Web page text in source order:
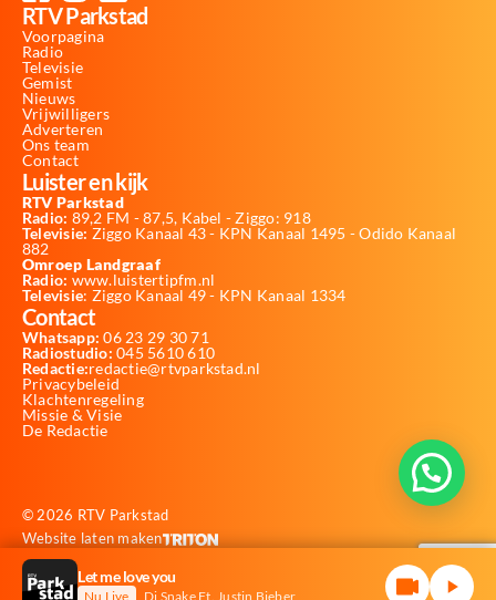
RTV Parkstad
Voorpagina
Radio
Televisie
Gemist
Nieuws
Vrijwilligers
Adverteren
Ons team
Contact
Luister en kijk
RTV Parkstad
Radio: 89,2 FM - 87,5, Kabel - Ziggo: 918
Televisie: Ziggo Kanaal 43 - KPN Kanaal 1495 - Odido Kanaal
882
Omroep Landgraaf
Radio: www.luistertipfm.nl
Televisie: Ziggo Kanaal 49 - KPN Kanaal 1334
Contact
Whatsapp: 06 23 29 30 71
Radiostudio: 045 5610 610
Redactie:redactie@rtvparkstad.nl
Privacybeleid
Klachtenregeling
Missie & Visie
De Redactie
© 2026 RTV Parkstad
Website laten maken
Let me love you
Nu Live Dj Snake Ft. Justin Bieber